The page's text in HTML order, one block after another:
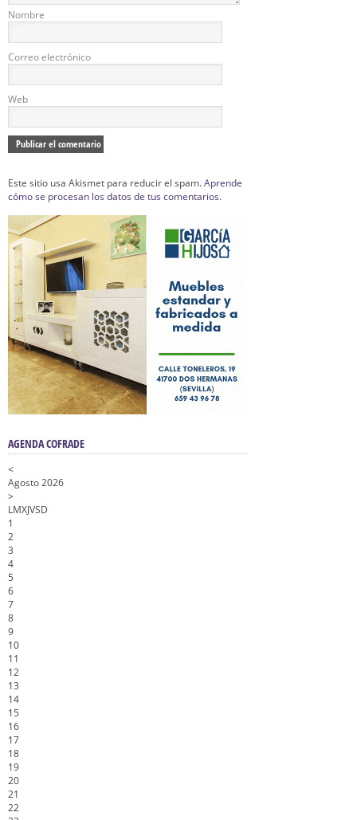
Nombre
Correo electrónico
Web
Este sitio usa Akismet para reducir el spam.Aprende
cómo se procesan los datos de tus comentarios.
AGENDA COFRADE
<
Agosto 2026
>
LMXJVSD
1
2
3
4
5
6
7
8
9
10
11
12
13
14
15
16
17
18
19
20
21
22